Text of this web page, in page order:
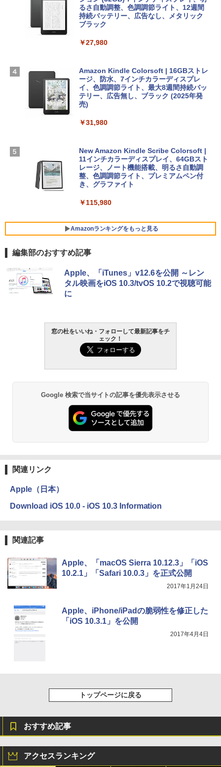
igence、13.6インチLiquid Retinaディ
スプレイ、16GBユニファイドメモリ、1
TB SSDストレージ、12MPセンターフレ
D - シルバー
【Amazon.co.jp限定】 HP ノートパソコ
ン 15-fd 15.6インチ 16GBメモリ 512GB
SSD インテル Core 5
￥129,800
FMV ノートパソコン WE1-K3 (MS 365 P
ersonal/Copilotキー搭載/Win 11/15.6型/
Core i5/16GB/SSD 512GB/ホワイト) FM
VWK3E15W_AZ
￥39,582
Robloxギフトカード - 2,000 Robux 【限
ラインコード版
￥3,200
ト): Java & Bedrock Edition | オンライ
￥3,600
￥99
1冊ですべて身につくHTML & CSSとWe
￥1,292
FM TOWNS ハイパー・カタログ: 本体ハ
ェクトリストと最新エミュレータ紹介
るさ自動調整、色調調節ライト、12週間
持続バッテリー、広告なし、メタリック
ブラック
￥27,980
Amazon Kindle Colorsoft | 16GBストレ
ージ、防水、7インチカラーディスプレ
イ、色調調節ライト、最大8週間持続バッ
テリー、広告無し、ブラック (2025年発
売)
￥31,980
New Amazon Kindle Scribe Colorsoft |
11インチカラーディスプレイ、64GBスト
レージ、ノート機能搭載、明るさ自動調
整、色調調節ライト、プレミアムペン付
き、グラファイト
￥115,980
Amazonランキングをもっと見る
編集部のおすすめ記事
Apple、「iTunes」v12.6を公開 ～レン
タル映画をiOS 10.3/tvOS 10.2で視聴可能
に
窓の杜をいいね・フォローして最新記事をチ
ェック！
Google 検索で当サイトの記事を優先表示させる
関連リンク
Apple（日本）
Download iOS 10.0 - iOS 10.3 Information
関連記事
Apple、「macOS Sierra 10.12.3」「iOS
10.2.1」「Safari 10.0.3」を正式公開
2017年1月24日
Apple、iPhone/iPadの脆弱性を修正した
「iOS 10.3.1」を公開
2017年4月4日
トップページに戻る
おすすめ記事
アクセスランキング